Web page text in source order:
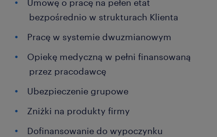
Umowę o pracę na pełen etat
bezpośrednio w strukturach Klienta
Pracę w systemie dwuzmianowym
Opiekę medyczną w pełni finansowaną
przez pracodawcę
Ubezpieczenie grupowe
Zniżki na produkty firmy
Dofinansowanie do wypoczynku